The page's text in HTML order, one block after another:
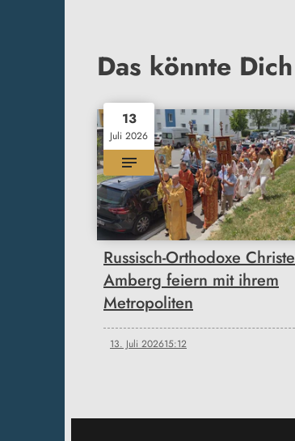
Das könnte
13
Juli 2026
Russisch-Orthodoxe
Amberg feiern mit ihrem
Metropoliten
13. Juli 202615:12